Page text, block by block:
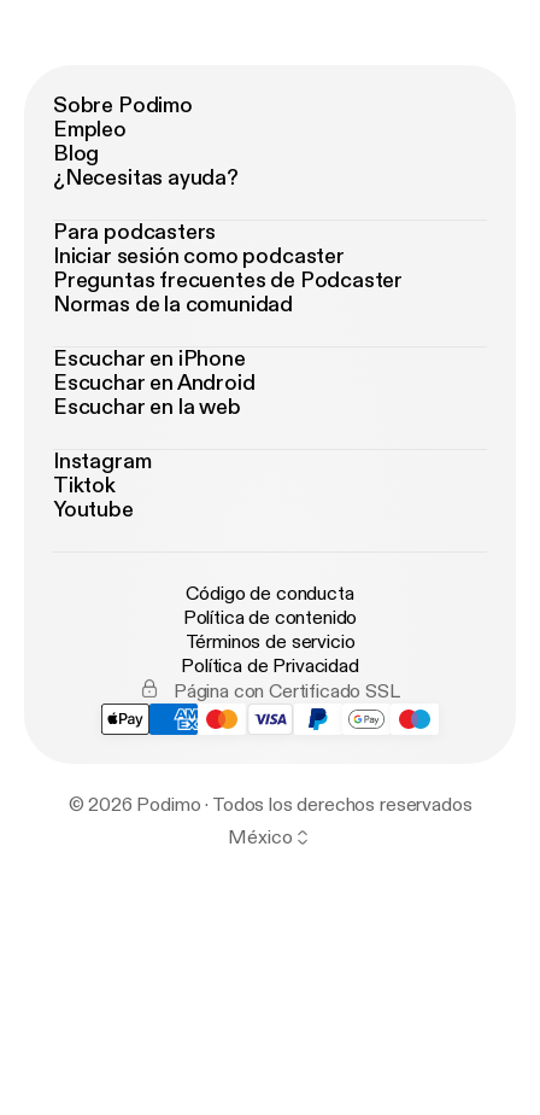
Sobre Podimo
Empleo
Blog
¿Necesitas ayuda?
Para podcasters
Iniciar sesión como podcaster
Preguntas frecuentes de Podcaster
Normas de la comunidad
Escuchar en iPhone
Escuchar en Android
Escuchar en la web
Instagram
Tiktok
Youtube
Código de conducta
Política de contenido
Términos de servicio
Política de Privacidad
Página con Certificado SSL
© 2026 Podimo · Todos los derechos reservados
México